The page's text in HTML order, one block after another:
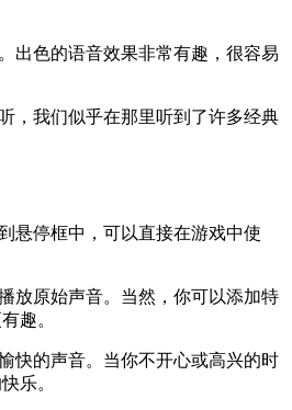
出色的语音效果非常有趣，很容易
，我们似乎在那里听到了许多经典
悬停框中，可以直接在游戏中使
放原始声音。当然，你可以添加特
趣。
快的声音。当你不开心或高兴的时
乐。